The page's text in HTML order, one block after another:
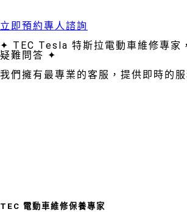
立即預約專人諮詢
✦ TEC Tesla 特斯拉電動車維修專家
疑難問答 ✦
我們擁有最專業的客服，提供即時的服
TEC 電動車維修保養專家